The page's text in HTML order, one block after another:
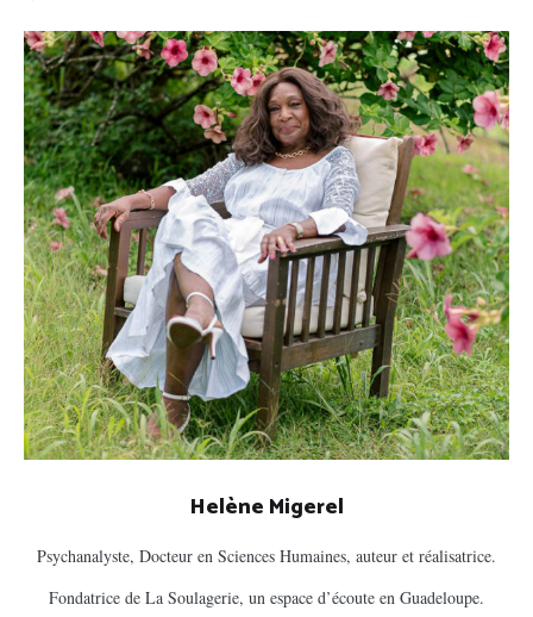
Helène Migerel
Psychanalyste, Docteur en Sciences Humaines, auteur et réalisatrice.
Fondatrice de La Soulagerie, un espace d’écoute en Guadeloupe.